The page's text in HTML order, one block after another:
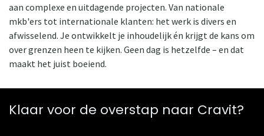
aan complexe en uitdagende projecten. Van nationale
mkb'ers tot internationale klanten: het werk is divers en
afwisselend. Je ontwikkelt je inhoudelijk én krijgt de kans om
over grenzen heen te kijken. Geen dag is hetzelfde – en dat
maakt het juist boeiend.
Klaar voor de overstap naar Cravit?